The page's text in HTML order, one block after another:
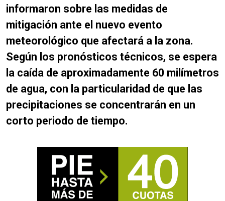
informaron sobre las medidas de
mitigación ante el nuevo evento
meteorológico que afectará a la zona.
Según los pronósticos técnicos, se espera
la caída de aproximadamente 60 milímetros
de agua, con la particularidad de que las
precipitaciones se concentrarán en un
corto periodo de tiempo.